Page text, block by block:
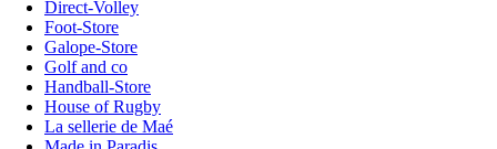
Direct-Volley
Foot-Store
Galope-Store
Golf and co
Handball-Store
House of Rugby
La sellerie de Maé